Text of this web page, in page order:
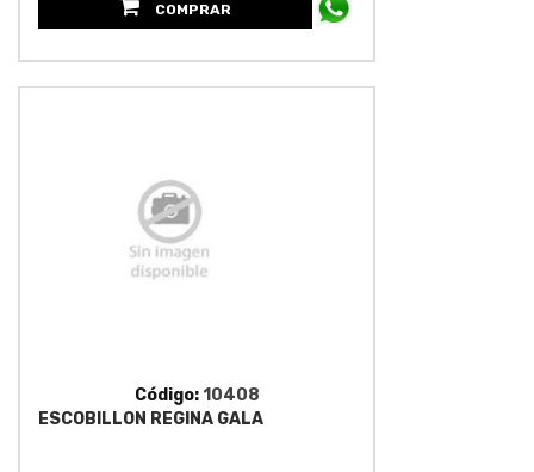
COMPRAR
Código:10408
ESCOBILLON REGINA GALA